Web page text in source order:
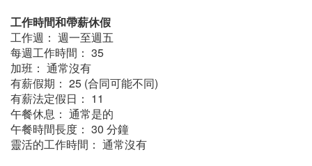
工作時間和帶薪休假
工作週： 週一至週五
每週工作時間： 35
加班： 通常沒有
有薪假期： 25 (合同可能不同)
有薪法定假日： 11
午餐休息： 通常是的
午餐時間長度： 30 分鐘
靈活的工作時間： 通常沒有